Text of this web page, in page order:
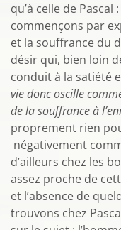
qu’à celle de
commençons par
et la souffrance du
désir qui, bien loin
conduit à la satiété
vie donc oscille
de la souffrance à
proprement rien
négativement
d’ailleurs chez les
assez proche de
et l’absence de
trouvons chez